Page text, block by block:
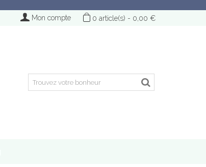
0 article(s) - 0,00 €
Mon compte